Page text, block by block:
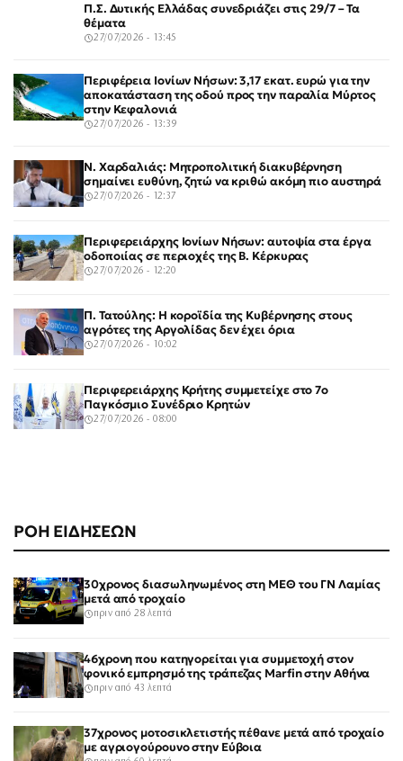
ΡΟΗ ΕΙΔΗΣΕΩΝ
30χρονος διασωληνωμένος στη ΜΕΘ του ΓΝ Λαμίας
μετά από τροχαίο
πριν από 28 λεπτά
46χρονη που κατηγορείται για συμμετοχή στον
φονικό εμπρησμό της τράπεζας Marfin στην Αθήνα
πριν από 43 λεπτά
37χρονος μοτοσικλετιστής πέθανε μετά από τροχαίο
με αγριογούρουνο στην Εύβοια
Π.Σ. Δυτικής Ελλάδας συνεδριάζει στις 29/7 – Τα
θέματα
27/07/2026 - 13:45
Περιφέρεια Ιονίων Νήσων: 3,17 εκατ. ευρώ για την
αποκατάσταση της οδού προς την παραλία Μύρτος
στην Κεφαλονιά
27/07/2026 - 13:39
Ν. Χαρδαλιάς: Μητροπολιτική διακυβέρνηση
σημαίνει ευθύνη, ζητώ να κριθώ ακόμη πιο αυστηρά
27/07/2026 - 12:37
Περιφερειάρχης Ιονίων Νήσων: αυτοψία στα έργα
οδοποιίας σε περιοχές της Β. Κέρκυρας
27/07/2026 - 12:20
Π. Τατούλης: Η κοροϊδία της Κυβέρνησης στους
αγρότες της Αργολίδας δεν έχει όρια
27/07/2026 - 10:02
Περιφερειάρχης Κρήτης συμμετείχε στο 7ο
Παγκόσμιο Συνέδριο Κρητών
27/07/2026 - 08:00